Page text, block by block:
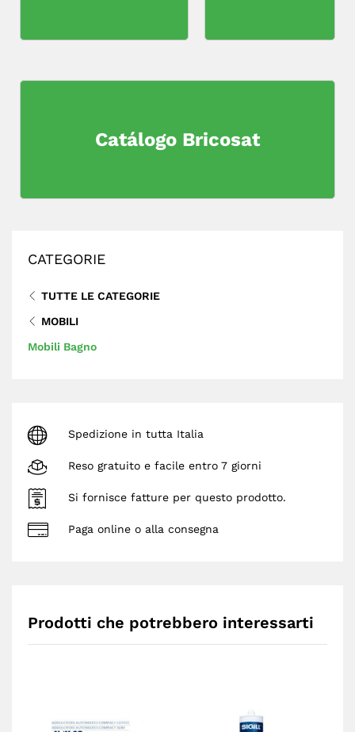
Catálogo Bricosat
CATEGORIE
TUTTE LE CATEGORIE
MOBILI
Mobili Bagno
Spedizione in tutta Italia
Reso gratuito e facile entro 7 giorni
Si fornisce fatture per questo prodotto.
Paga online o alla consegna
Prodotti che potrebbero interessarti